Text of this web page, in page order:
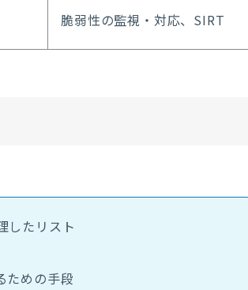
脆弱性の監視・対応、 SIRT
したリスト
ための手段